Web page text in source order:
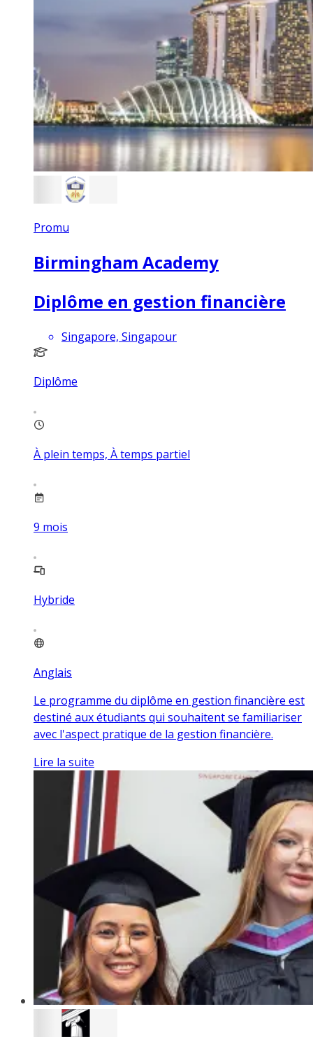
Promu
Birmingham Academy
Diplôme en gestion financière
Singapore, Singapour
Diplôme
À plein temps, À temps partiel
9 mois
Hybride
Anglais
Le programme du diplôme en gestion financière est
destiné aux étudiants qui souhaitent se familiariser
avec l'aspect pratique de la gestion financière.
Lire la suite